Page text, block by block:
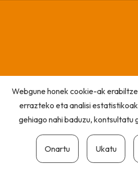
Webgune honek cookie-ak
errazteko eta analisi
gehiago nahi baduzu, kontsultatu
Onartu Ukatu